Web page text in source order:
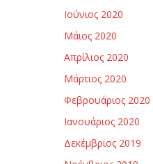
Ιούνιος 2020
Μάιος 2020
Απρίλιος 2020
Μάρτιος 2020
Φεβρουάριος 2020
Ιανουάριος 2020
Δεκέμβριος 2019